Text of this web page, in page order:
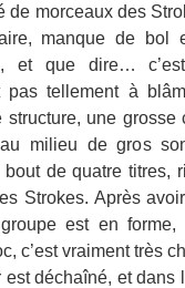
de morceaux des
manque de bol
et que dire…
pas tellement à
structure, une
au milieu de gros
de quatre titres,
Strokes. Après
est en forme,
c’est vraiment très
est déchaîné, et